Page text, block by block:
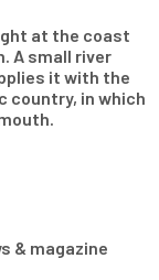
at the coast
A small river
it with the
country, in which
& magazine